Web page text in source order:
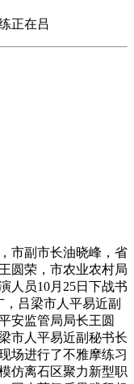
正在吕
副市长油晓峰，省
圆荣，市农业农村局
人员10月25日下战书
吕梁市人平易近副
安监管局局长王圆
市人平易近副秘书长
场进行了不雅摩练习
仿离石区聚力新型职